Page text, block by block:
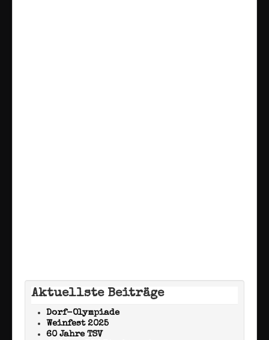
Aktuellste Beiträge
Dorf-Olympiade
Weinfest 2025
60 Jahre TSV